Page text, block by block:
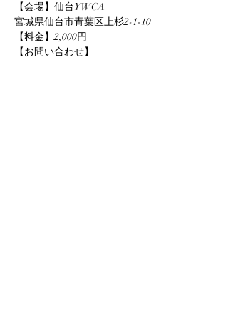
【会場】仙台YWCA
宮城県仙台市青葉区上杉2-1-10
【料金】2,000円
【お問い合わせ】